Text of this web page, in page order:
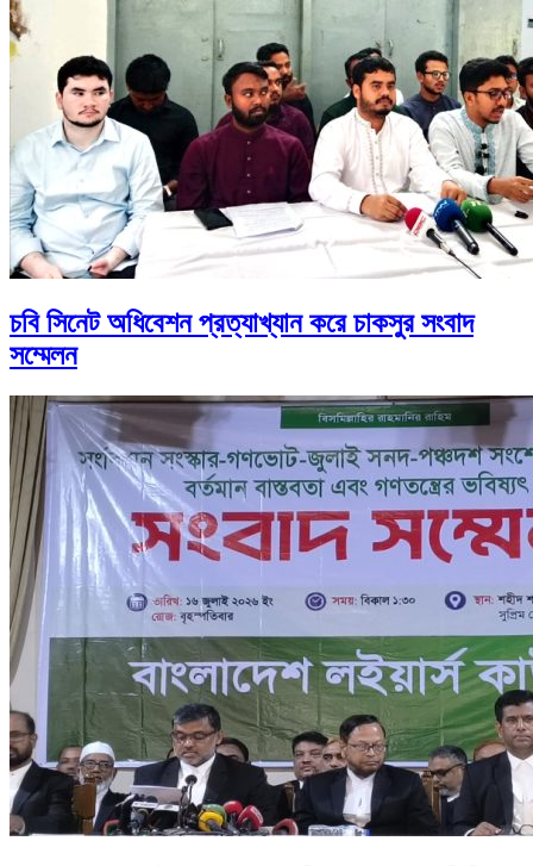
চবি সিনেট অধিবেশন প্রত্যাখ্যান করে চাকসুর সংবাদ
সম্মেলন